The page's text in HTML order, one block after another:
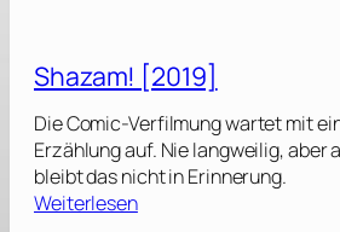
a
z
a
m
!
F
u
Shazam! [2019]
Die Comic-Verfilmung wartet mit
Erzählung auf. Nie langweilig, aber
bleibt das nicht in Erinnerung.
Weiterlesen: